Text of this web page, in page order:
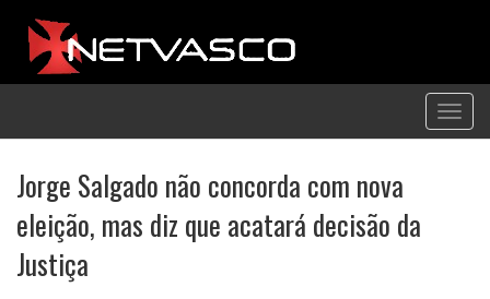
Jorge Salgado não concorda com nova
eleição, mas diz que acatará decisão da
Justiça